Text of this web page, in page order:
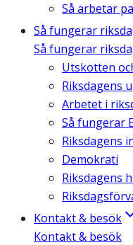
Så arbetar
Så fungerar
Så fungerar
Utskotten
Riksdagens
Arbetet i
Så fungerar
Riksdagens
Demokrati
Riksdagens
Kontakt & besök
Kontakt & besök